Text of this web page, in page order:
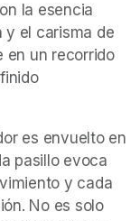
la esencia
y el carisma de
en un recorrido
es envuelto en
pasillo evoca
y cada
No es solo